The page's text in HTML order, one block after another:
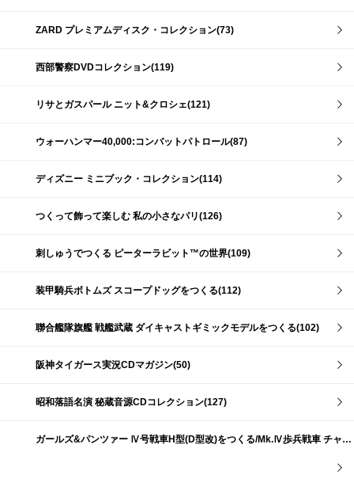
ZARD プレミアムディスク・コレクション(73)
西部警察DVDコレクション(119)
リサとガスパール ニット&クロシェ(121)
ウォーハンマー40,000:コンバットパトロール(87)
ディズニー ミニブック・コレクション(114)
つくって飾って楽しむ 私の小さなパリ(126)
刺しゅうでつくる ピーターラビット™の世界(109)
装甲騎兵ボトムズ スコープドッグをつくる(112)
聯合艦隊旗艦 戦艦武蔵 ダイキャストギミックモデルをつくる(102)
阪神タイガース実況CDマガジン(50)
昭和落語名演 秘蔵音源CDコレクション(127)
ガールズ&パンツァー Ⅳ号戦車H型(D型改)をつくる/Mk.Ⅳ歩兵戦車 チャーチルMk.Ⅶをつくる(191)